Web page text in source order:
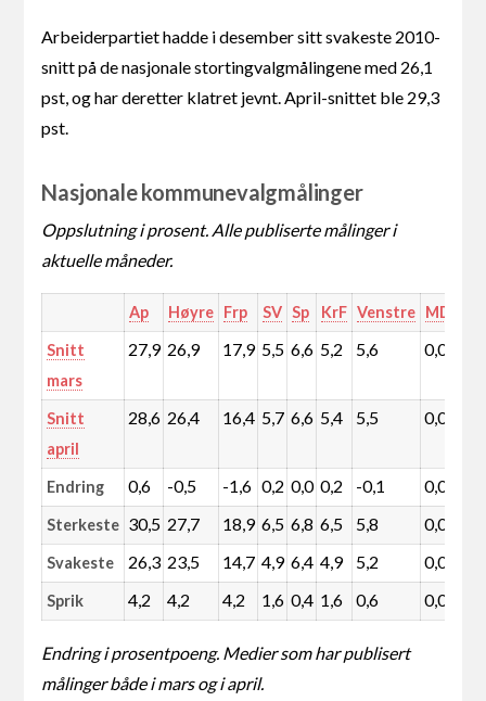
Arbeiderpartiet hadde i desember sitt svakeste 2010-
snitt på de nasjonale stortingvalgmålingene med 26,1
pst, og har deretter klatret jevnt. April-snittet ble 29,3
pst.
Nasjonale kommunevalgmålinger
Oppslutning i prosent. Alle publiserte målinger i
aktuelle måneder.
Ap Høyre Frp SV Sp KrF Venstre MDG
Snitt
mars
27,9 26,9 17,9 5,5 6,6 5,2 5,6 0,0
Snitt
april
28,6 26,4 16,4 5,7 6,6 5,4 5,5 0,0
Endring 0,6 -0,5 -1,6 0,2 0,0 0,2 -0,1 0,0
Sterkeste 30,5 27,7 18,9 6,5 6,8 6,5 5,8 0,0
Svakeste 26,3 23,5 14,7 4,9 6,4 4,9 5,2 0,0
Sprik 4,2 4,2 4,2 1,6 0,4 1,6 0,6 0,0
Endring i prosentpoeng. Medier som har publisert
målinger både i mars og i april.